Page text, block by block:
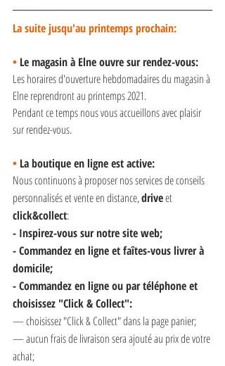
La suite jusqu'au printemps prochain:
• Le magasin à Elne ouvre sur rendez-vous:
Les horaires d'ouverture hebdomadaires du magasin à
Elne reprendront au printemps 2021.
Pendant ce temps nous vous accueillons avec plaisir
sur rendez-vous.
• La boutique en ligne est active:
Nous continuons à proposer nos services de conseils
personnalisés et vente en distance, drive et
click&collect:
- Inspirez-vous sur notre site web;
- Commandez en ligne et faîtes-vous livrer à
domicile;
- Commandez en ligne ou par téléphone et
choisissez "Click & Collect":
— choisissez "Click & Collect" dans la page panier;
— aucun frais de livraison sera ajouté au prix de votre
achat;